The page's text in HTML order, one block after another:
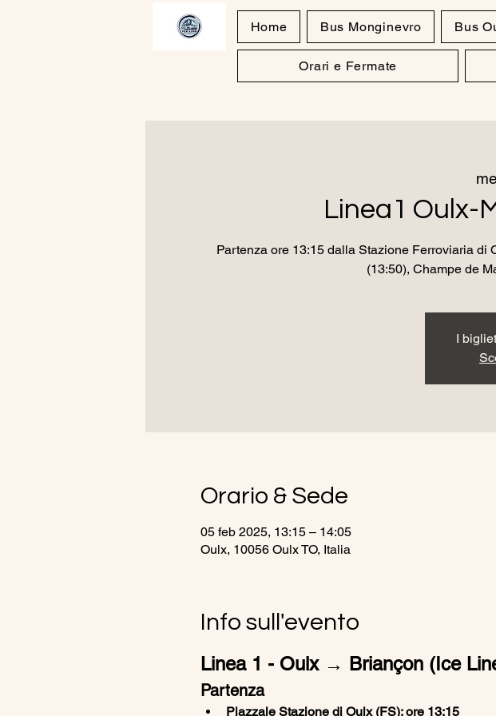
Home Bus Monginevro Bus
Orari e Fermate
Linea1 Oulx-
Partenza ore 13:15 dalla Stazione Ferroviaria di
(13:50), Champe de
I
Orario & Sede
05 feb 2025, 13:15 – 14:05
Oulx, 10056 Oulx TO, Italia
Info sull'evento
Linea 1 - Oulx → Briançon (Ice
Partenza
Piazzale Stazione di Oulx (FS): ore 13:15